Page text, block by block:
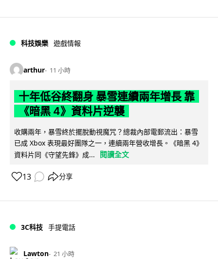
科技娛樂 遊戲情報
arthur 11 小時
十年低谷終翻身 暴雪連續兩年增長 靠
《暗黑 4》資料片逆襲
收購兩年，暴雪終於擺脫動視魔咒？總裁內部電郵流出：暴雪
已成 Xbox 表現最好團隊之一，連續兩年營收增長。《暗黑 4》
資料片同《守望先鋒》成...
閱讀全文
13 分享
3C科技 手提電話
Lawton 21 小時